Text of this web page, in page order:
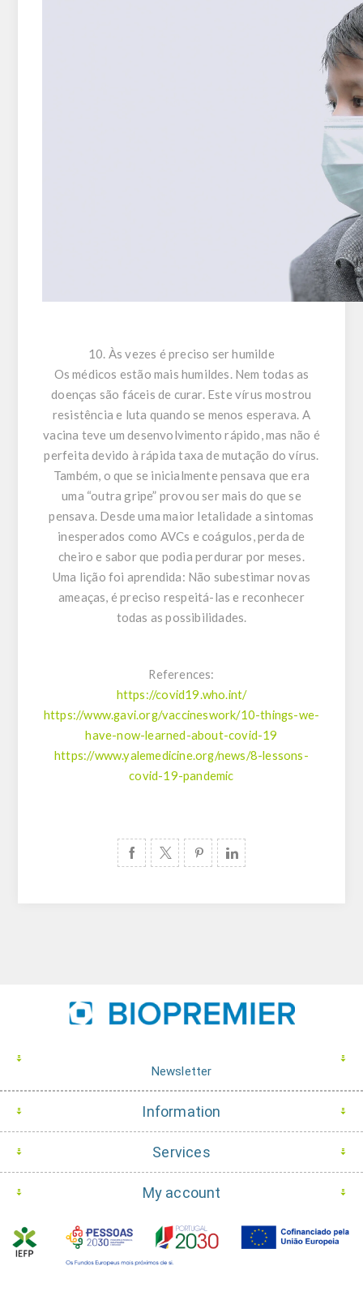
10. Às vezes é preciso ser humilde
Os médicos estão mais humildes. Nem todas as
doenças são fáceis de curar. Este vírus mostrou
resistência e luta quando se menos esperava. A
vacina teve um desenvolvimento rápido, mas não é
perfeita devido à rápida taxa de mutação do vírus.
Também, o que se inicialmente pensava que era
uma “outra gripe” provou ser mais do que se
pensava. Desde uma maior letalidade a sintomas
inesperados como AVCs e coágulos, perda de
cheiro e sabor que podia perdurar por meses.
Uma lição foi aprendida: Não subestimar novas
ameaças, é preciso respeitá-las e reconhecer
todas as possibilidades.
References:
https://covid19.who.int/
https://www.gavi.org/vaccineswork/10-things-we-
have-now-learned-about-covid-19
https://www.yalemedicine.org/news/8-lessons-
covid-19-pandemic
Newsletter
Information
Services
My account